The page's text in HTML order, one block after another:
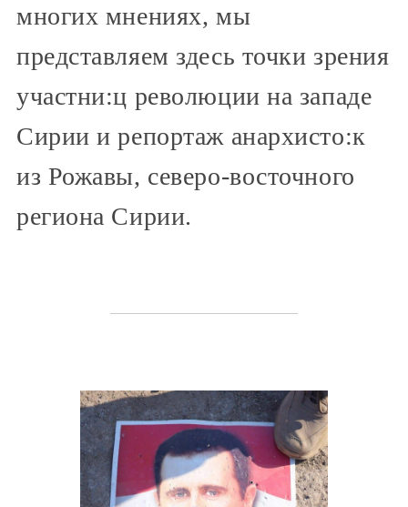
многих мнениях, мы
представляем здесь точки зрения
участни:ц революции на западе
Сирии и репортаж анархисто:к
из Рожавы, северо-восточного
региона Сирии.